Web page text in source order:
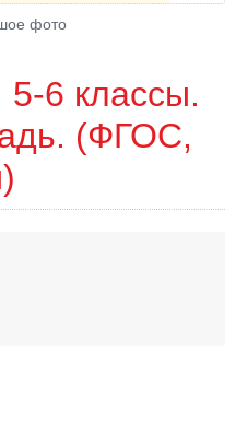
фото
6 классы.
(ФГОС,